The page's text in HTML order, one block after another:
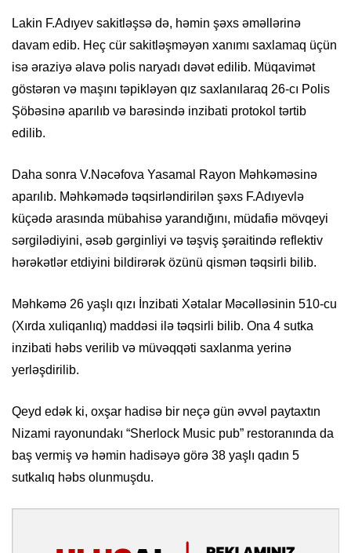
Lakin F.Adıyev sakitləşsə də, həmin şəxs əməllərinə
davam edib. Heç cür sakitləşməyən xanımı saxlamaq üçün
isə əraziyə əlavə polis naryadı dəvət edilib. Müqavimət
göstərən və maşını təpikləyən qız saxlanılaraq 26-cı Polis
Şöbəsinə aparılıb və barəsində inzibati protokol tərtib
edilib.
Daha sonra V.Nəcəfova Yasamal Rayon Məhkəməsinə
aparılıb. Məhkəmədə təqsirləndirilən şəxs F.Adıyevlə
küçədə arasında mübahisə yarandığını, müdafiə mövqeyi
sərgilədiyini, əsəb gərginliyi və təşviş şəraitində reflektiv
hərəkətlər etdiyini bildirərək özünü qismən təqsirli bilib.
Məhkəmə 26 yaşlı qızı İnzibati Xətalar Məcəlləsinin 510-cu
(Xırda xuliqanlıq) maddəsi ilə təqsirli bilib. Ona 4 sutka
inzibati həbs verilib və müvəqqəti saxlanma yerinə
yerləşdirilib.
Qeyd edək ki, oxşar hadisə bir neçə gün əvvəl paytaxtın
Nizami rayonundakı “Sherlock Music pub” restoranında da
baş vermiş və həmin hadisəyə görə 38 yaşlı qadın 5
sutkalıq həbs olunmuşdu.